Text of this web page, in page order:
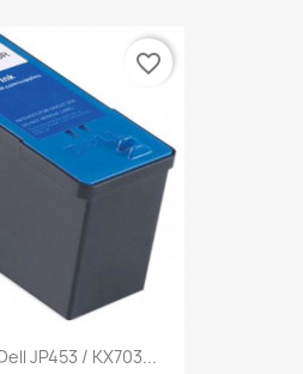
JP453 / KX703...
favorite_border